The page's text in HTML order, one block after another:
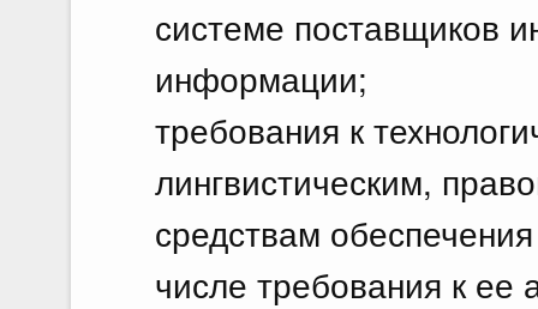
системе поставщиков
информации;
требования к
лингвистическим,
средствам
числе требования к ее